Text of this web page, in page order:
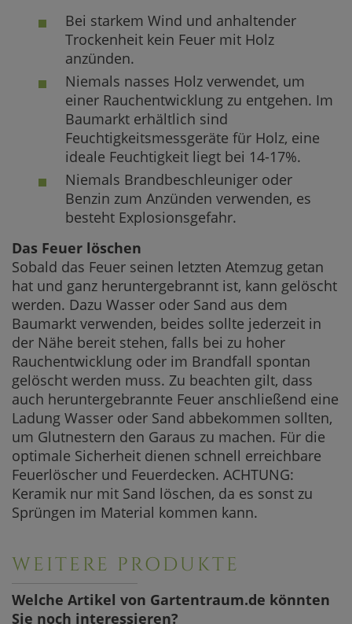
Bei starkem Wind und anhaltender
Trockenheit kein Feuer mit Holz
anzünden.
Niemals nasses Holz verwendet, um
einer Rauchentwicklung zu entgehen. Im
Baumarkt erhältlich sind
Feuchtigkeitsmessgeräte für Holz, eine
ideale Feuchtigkeit liegt bei 14-17%.
Niemals Brandbeschleuniger oder
Benzin zum Anzünden verwenden, es
besteht Explosionsgefahr.
Das Feuer löschen
Sobald das Feuer seinen letzten Atemzug getan
hat und ganz heruntergebrannt ist, kann gelöscht
werden. Dazu Wasser oder Sand aus dem
Baumarkt verwenden, beides sollte jederzeit in
der Nähe bereit stehen, falls bei zu hoher
Rauchentwicklung oder im Brandfall spontan
gelöscht werden muss. Zu beachten gilt, dass
auch heruntergebrannte Feuer anschließend eine
Ladung Wasser oder Sand abbekommen sollten,
um Glutnestern den Garaus zu machen. Für die
optimale Sicherheit dienen schnell erreichbare
Feuerlöscher und Feuerdecken. ACHTUNG:
Keramik nur mit Sand löschen, da es sonst zu
Sprüngen im Material kommen kann.
WEITERE PRODUKTE
Welche Artikel von Gartentraum.de könnten
Sie noch interessieren?